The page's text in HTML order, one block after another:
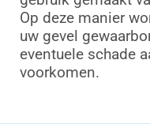
Op deze manier
uw gevel
eventuele schade
voorkomen.